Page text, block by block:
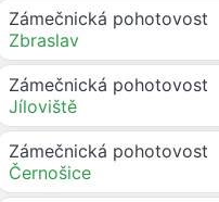
Zámečnická pohotovost
Zbraslav
Zámečnická pohotovost
Jíloviště
Zámečnická pohotovost
Černošice